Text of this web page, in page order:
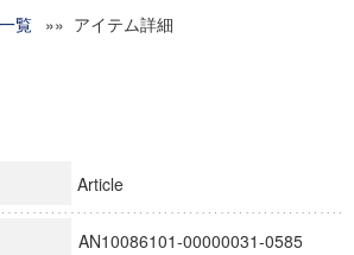
ーチインスティテュート
金研究成果報告書
ーディングプログラム「超成熟社会発展のサ
覧 »» アイテム詳細
Article
AN10086101-00000031-0585